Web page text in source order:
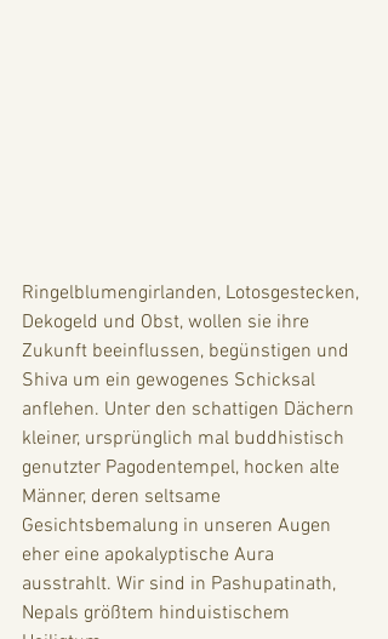
Ringelblumengirlanden, Lotosgestecken,
Dekogeld und Obst, wollen sie ihre
Zukunft beeinflussen, begünstigen und
Shiva um ein gewogenes Schicksal
anflehen. Unter den schattigen Dächern
kleiner, ursprünglich mal buddhistisch
genutzter Pagodentempel, hocken alte
Männer, deren seltsame
Gesichtsbemalung in unseren Augen
eher eine apokalyptische Aura
ausstrahlt. Wir sind in Pashupatinath,
Nepals größtem hinduistischem